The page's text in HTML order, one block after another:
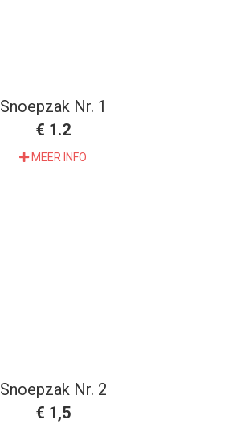
Snoepzak Nr. 1
€ 1.2
MEER INFO
Snoepzak Nr. 2
€ 1,5